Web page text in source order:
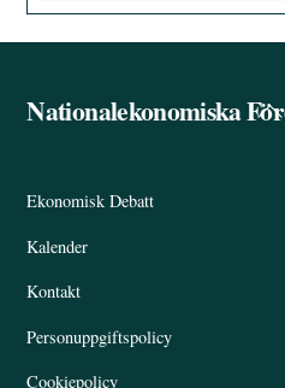
Nationalekonomiska
Ekonomisk Debatt
Kalender
Kontakt
Personuppgiftspolicy
Cookiepolicy